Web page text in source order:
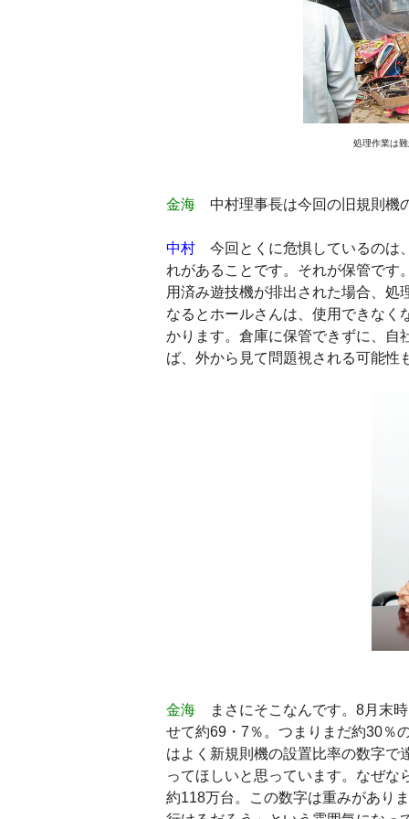
処理作業は
金海 中村理事長は今回の旧規則機
中村 今回とくに危惧しているのは
れがあることです。それが保管です
用済み遊技機が排出された場合、処
なるとホールさんは、使用できなく
かります。倉庫に保管できずに、自
ば、外から見て問題視される可能性
金海 まさにそこなんです。8月末
せて約69・7％。つまりまだ約30％
はよく新規則機の設置比率の数字で
ってほしいと思っています。なぜ
約118万台。この数字は重みがあり